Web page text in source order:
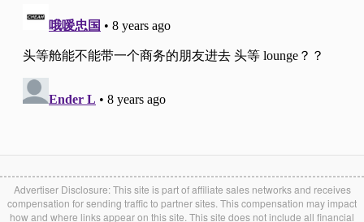
Advertiser Disclosure: This site is part of affiliate sales networks and receives
compensation for sending traffic to partner sites. This compensation may impact
how and where links appear on this site. This site does not include all financial